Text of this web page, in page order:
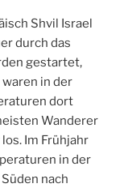
Shvil Israel
durch das
gestartet,
in der
dort
Wanderer
Im Frühjahr
in der
nach